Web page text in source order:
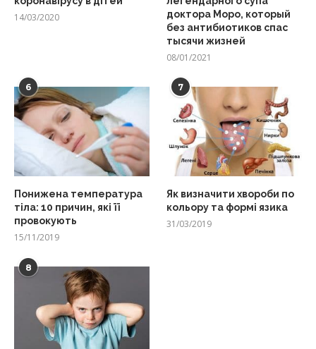
14/03/2020
доктора Моро, который
без антибиотиков спас
тысячи жизней
08/01/2021
6
Понижена температура
тіла: 10 причин, які її
провокують
15/11/2019
7
Як визначити хвороби по
кольору та формі язика
31/03/2019
8